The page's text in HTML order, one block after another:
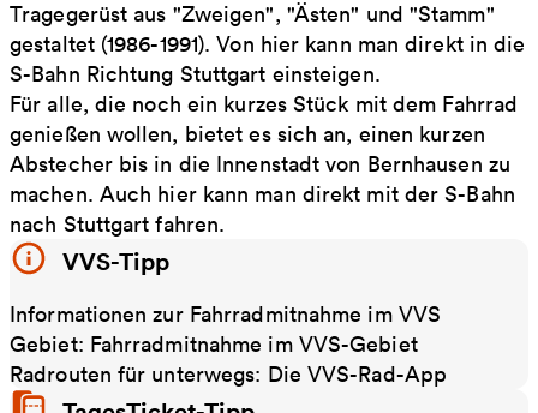
Tragegerüst aus "Zweigen", "Ästen" und "Stamm"
gestaltet (1986-1991). Von hier kann man direkt in die
S-Bahn Richtung Stuttgart einsteigen.
Für alle, die noch ein kurzes Stück mit dem Fahrrad
genießen wollen, bietet es sich an, einen kurzen
Abstecher bis in die Innenstadt von Bernhausen zu
machen. Auch hier kann man direkt mit der S-Bahn
nach Stuttgart fahren.
VVS-Tipp
Informationen zur Fahrradmitnahme im VVS
Gebiet: Fahrradmitnahme im VVS-Gebiet
Radrouten für unterwegs: Die VVS-Rad-App